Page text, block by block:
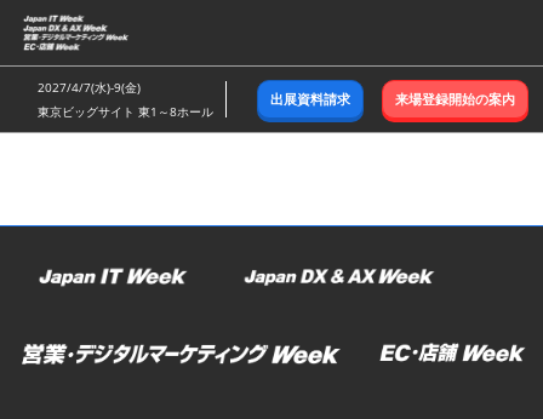
ス
キ
ッ
し
む
2027/4/7(水)-9(金)
東京ビッグサイト 東1～8ホール
出展資料請求 来場登録開始の案内